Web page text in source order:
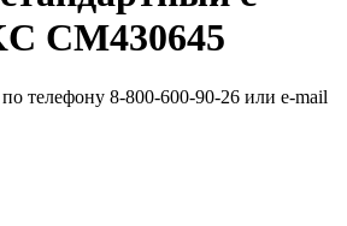
CM430645
телефону 8-800-600-90-26 или e-mail